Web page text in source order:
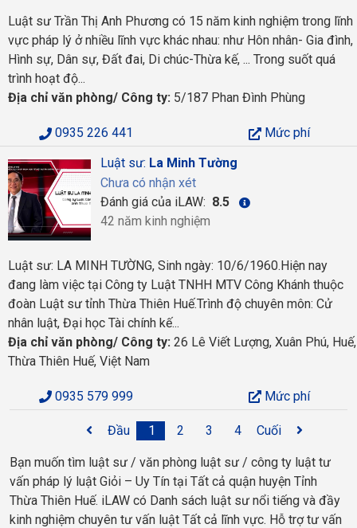
Luật sư Trần Thị Anh Phương có 15 năm kinh nghiệm trong lĩnh
vực pháp lý ở nhiều lĩnh vực khác nhau: như Hôn nhân- Gia đình,
Hình sự, Dân sự, Đất đai, Di chúc-Thừa kế, ... Trong suốt quá
trình hoạt độ...
Địa chỉ văn phòng/ Công ty: 5/187 Phan Đình Phùng
0935 226 441
Mức phí
Luật sư: La Minh Tường
Chưa có nhận xét
Đánh giá của iLAW: 8.5
42 năm kinh nghiệm
Luật sư: LA MINH TƯỜNG, Sinh ngày: 10/6/1960.Hiện nay
đang làm việc tại Công ty Luật TNHH MTV Công Khánh thuộc
đoàn Luật sư tỉnh Thừa Thiên Huế.Trình độ chuyên môn: Cử
nhân luật, Đại học Tài chính kế...
Địa chỉ văn phòng/ Công ty: 26 Lê Viết Lượng, Xuân Phú, Huế,
Thừa Thiên Huế, Việt Nam
0935 579 999 Mức phí
Đầu 1 2 3 4 Cuối
Bạn muốn tìm luật sư / văn phòng luật sư / công ty luật tư
vấn pháp lý luật Giỏi – Uy Tín tại Tất cả quận huyện Tỉnh
Thừa Thiên Huế. iLAW có Danh sách luật sư nổi tiếng và đầy
kinh nghiệm chuyên tư vấn luật Tất cả lĩnh vực. Hỗ trợ tư vấn